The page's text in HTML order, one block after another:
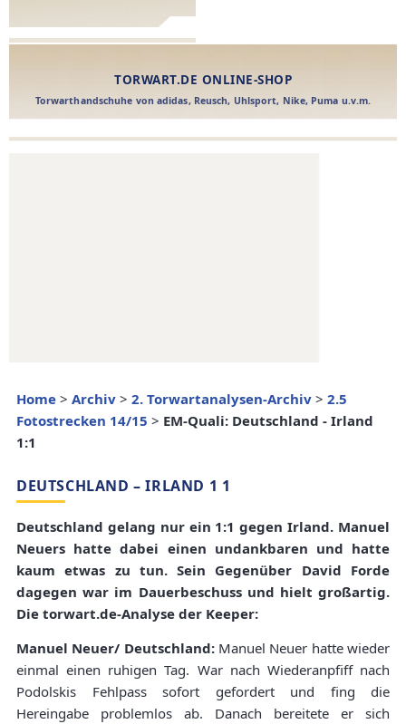
Home > Archiv > 2. Torwartanalysen-Archiv > 2.5
Fotostrecken 14/15 > EM-Quali: Deutschland - Irland
1:1
DEUTSCHLAND – IRLAND 1 1
Deutschland gelang nur ein 1:1 gegen Irland. Manuel
Neuers hatte dabei einen undankbaren und hatte
kaum etwas zu tun. Sein Gegenüber David Forde
dagegen war im Dauerbeschuss und hielt großartig.
Die torwart.de-Analyse der Keeper:
Manuel Neuer/ Deutschland: Manuel Neuer hatte wieder
einmal einen ruhigen Tag. War nach Wiederanpfiff nach
Podolskis Fehlpass sofort gefordert und fing die
Hereingabe problemlos ab. Danach bereitete er sich